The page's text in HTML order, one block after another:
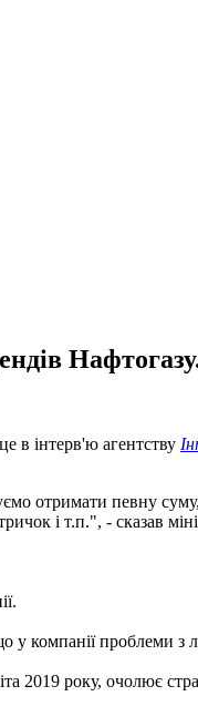
в інтерв'ю агентству
отримати певну
і т.п.", - сказав
компанії проблеми з
2019 року, очолює